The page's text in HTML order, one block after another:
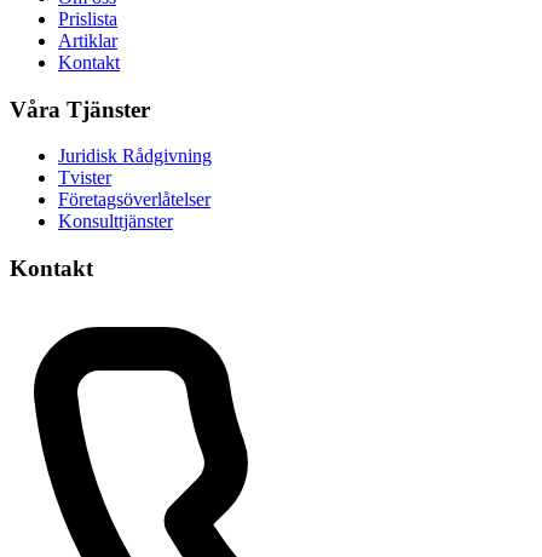
Prislista
Artiklar
Kontakt
Våra Tjänster
Juridisk Rådgivning
Tvister
Företagsöverlåtelser
Konsulttjänster
Kontakt